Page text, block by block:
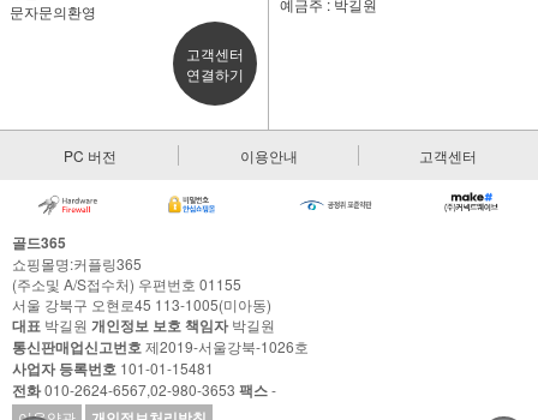
문자문의환영
고객센터
연결하기
예금주 : 박길원
PC 버전 이용안내 고객센터
골드365
쇼핑몰명:커플링365
(주소및 A/S접수처) 우편번호 01155
서울 강북구 오현로45 113-1005(미아동)
대표 박길원 개인정보 보호 책임자박길원
통신판매업신고번호제2019-서울강북-1026호
사업자 등록번호 101-01-15481
전화010-2624-6567,02-980-3653 팩스-